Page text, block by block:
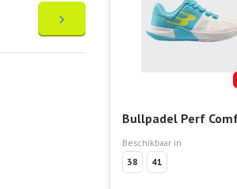
Bullpadel Perf
W 24I
Beschikbaar in
38
41